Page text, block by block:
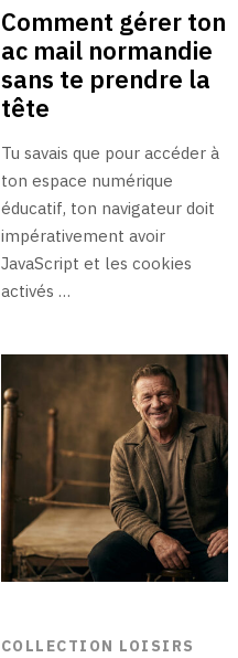
Comment gérer ton
ac mail normandie
sans te prendre la
tête
Tu savais que pour accéder à
ton espace numérique
éducatif, ton navigateur doit
impérativement avoir
JavaScript et les cookies
activés …
COLLECTION LOISIRS